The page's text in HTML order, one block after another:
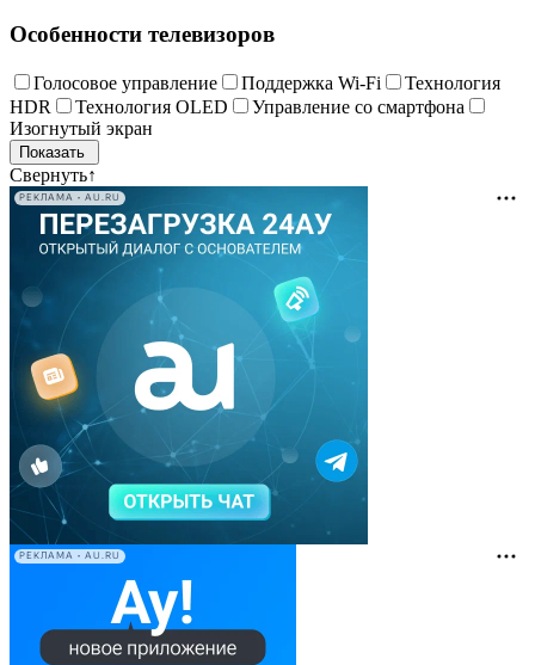
Особенности телевизоров
Голосовое управление Поддержка Wi-Fi
Технология
HDR
Технология OLED
Управление со смартфона
Изогнутый экран
Свернуть↑
РЕКЛАМА • AU.RU
РЕКЛАМА • AU.RU